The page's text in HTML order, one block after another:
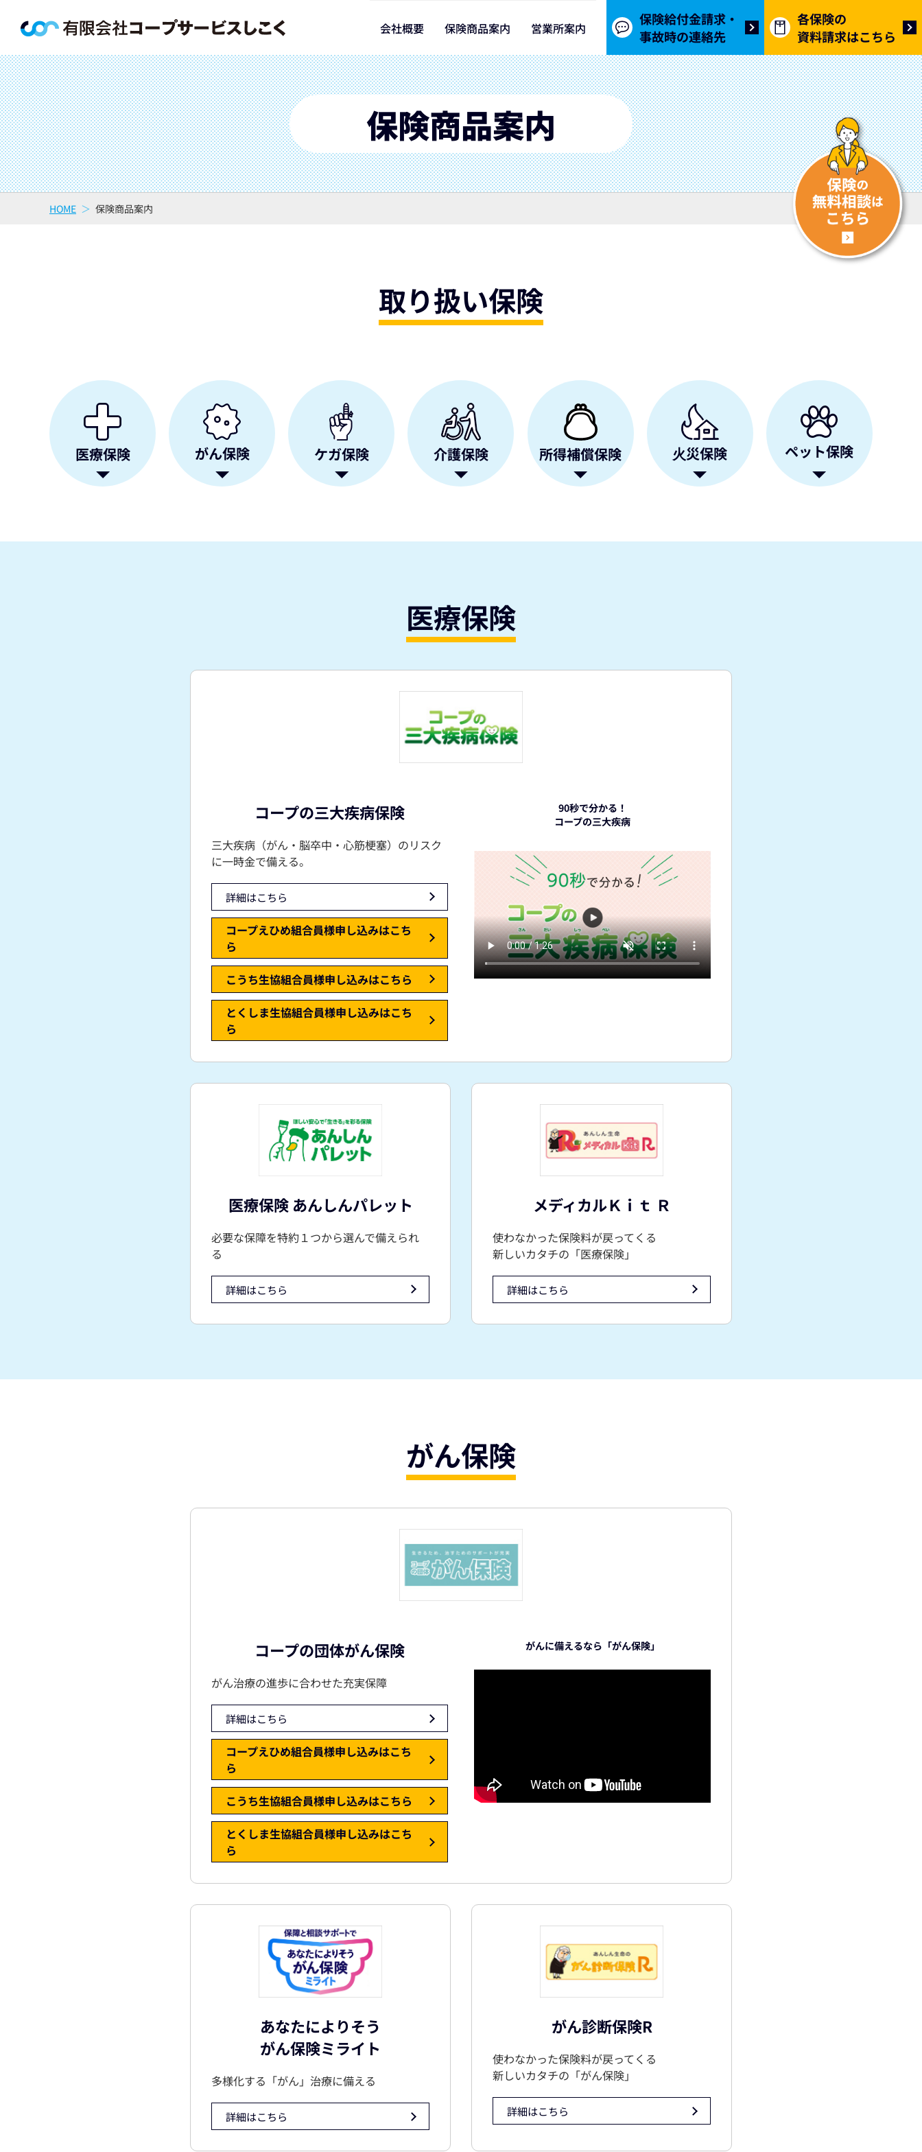
会社概要 保険商品案内 営業所案内
保険給付金請求・
事故時の連絡先
各保険の
資料請求はこちら
保険商品案内
HOME 保険商品案内
取り扱い保険
医療保険 がん保険 ケガ保険 介護保険 所得補償保険 ⽕災保険 ペット保険
医療保険
コープの三大疾病保険
三大疾病（がん・脳卒中・心筋梗塞）のリスク
に一時金で備える。
詳細はこちら
コープえひめ組合員様申し込みはこち
ら
こうち生協組合員様申し込みはこちら
とくしま生協組合員様申し込みはこち
ら
90秒で分かる！
コープの三大疾病
医療保険 あんしんパレット
必要な保障を特約１つから選んで備えられ
る
詳細はこちら
メディカルＫｉｔ Ｒ
使わなかった保険料が戻ってくる
新しいカタチの「医療保険」
詳細はこちら
がん保険
コープの団体がん保険
がん治療の進歩に合わせた充実保障
詳細はこちら
コープえひめ組合員様申し込みはこち
ら
こうち生協組合員様申し込みはこちら
とくしま生協組合員様申し込みはこち
ら
がんに備えるなら「がん保険」
あなたによりそう
がん保険ミライト
多様化する「がん」治療に備える
詳細はこちら
がん診断保険R
使わなかった保険料が戻ってくる
新しいカタチの「がん保険」
詳細はこちら